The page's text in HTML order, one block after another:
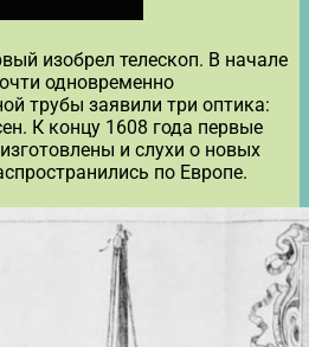
изобрел телескоп. В начале
одновременно
трубы заявили три оптика:
К концу 1608 года первые
и слухи о новых
по Европе.